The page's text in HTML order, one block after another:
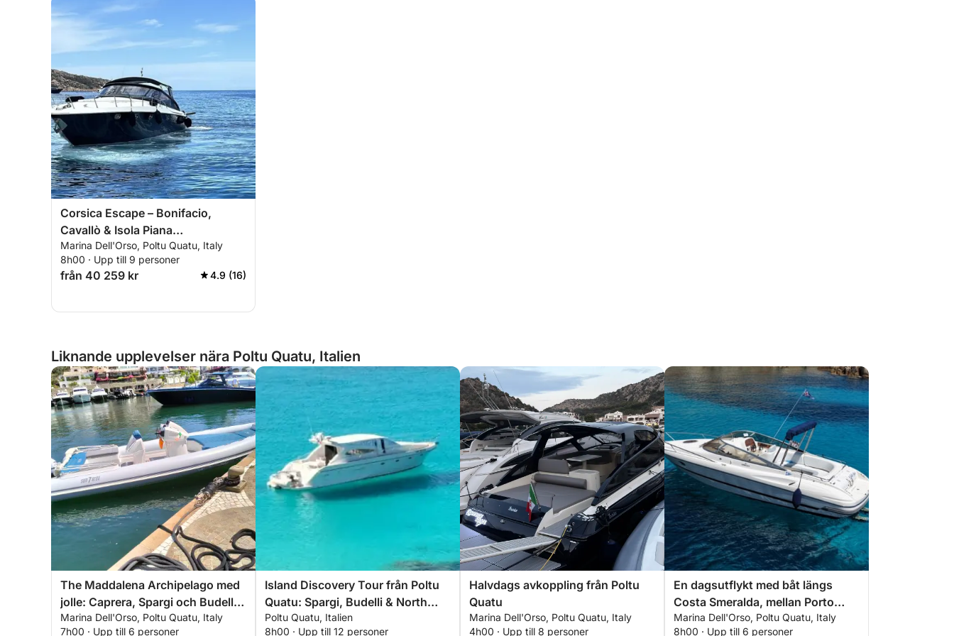
Corsica Escape – Bonifacio,
Cavallò & Isola Piana
heldagskryssning
Marina Dell'Orso, Poltu Quatu, Italy
8h00 · Upp till 9 personer
från 40 259 kr 4.9 (16)
Liknande upplevelser nära Poltu Quatu, Italien
The Maddalena Archipelago med
jolle: Caprera, Spargi och Budelli
från Poltu Quatu
Marina Dell'Orso, Poltu Quatu, Italy
7h00 · Upp till 6 personer
Island Discovery Tour från Poltu
Quatu: Spargi, Budelli & North
Maddalena
Poltu Quatu, Italien
8h00 · Upp till 12 personer
Halvdags avkoppling från Poltu
Quatu
Marina Dell'Orso, Poltu Quatu, Italy
4h00 · Upp till 8 personer
En dagsutflykt med båt längs
Costa Smeralda, mellan Porto
Cervo och La Maddalena-
Marina Dell'Orso, Poltu Quatu, Italy
8h00 · Upp till 6 personer